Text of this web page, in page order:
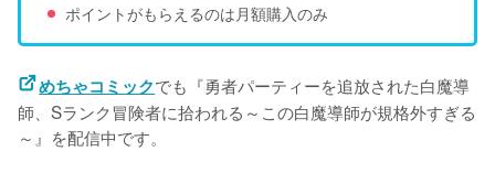
ポイントがもらえるのは月額購入のみ
めちゃコミックでも『勇者パーティーを追放された白魔導
師、Sランク冒険者に拾われる～この白魔導師が規格外すぎる
～』を配信中です。